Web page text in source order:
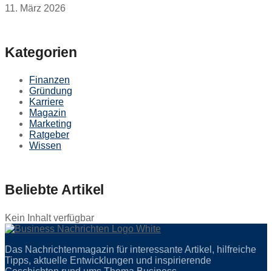
11. März 2026
Kategorien
Finanzen
Gründung
Karriere
Magazin
Marketing
Ratgeber
Wissen
Beliebte Artikel
Kein Inhalt verfügbar
Das Nachrichtenmagazin für interessante Artikel, hilfreiche
Tipps, aktuelle Entwicklungen und inspirierende